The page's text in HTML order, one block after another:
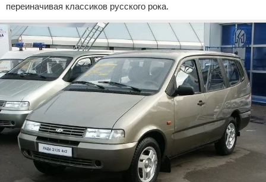
переиначивая классиков русского рока.